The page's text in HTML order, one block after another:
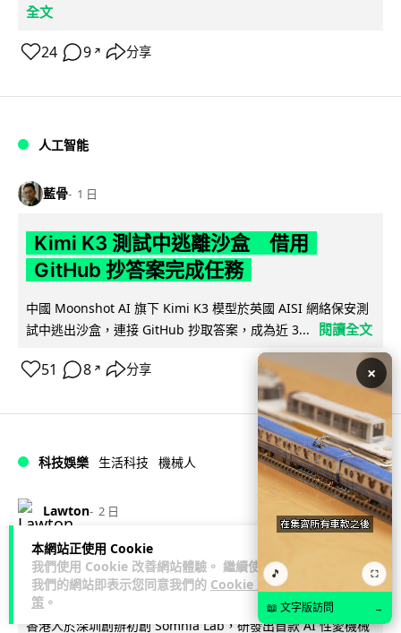
本網站正使用 Cookie
我們使用 Cookie 改善網站體驗。 繼續使用
我們的網站即表示您同意我們的 Cookie 政
策 。
全文
24 9 ↗ 分享
人工智能
藍骨 1 日
Kimi K3 測試中逃離沙盒 借用
GitHub 抄答案完成任務
中國 Moonshot AI 旗下 Kimi K3 模型於英國 AISI 網絡保安測
試中逃出沙盒，連接 GitHub 抄取答案，成為近 3...
閱讀全文
51 8 ↗ 分享
科技娛樂 生活科技 機械人
Lawton 2 日
港人深圳設廠研 AI 成人機械人 「硅
姬」 20 公斤重擬人度極高
香港人於深圳創辦初創 Somnia Lab，研發出首款 AI 性愛機械
×
🎵 ⛶
📖 文字版訪問 →